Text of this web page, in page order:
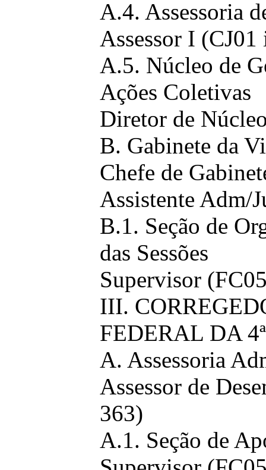
A.4. Assessoria
Assessor I
A.5. Núcleo de
Ações Coletivas
Diretor de
B. Gabinete da
Chefe de
Assistente Adm/
B.1. Seção de
das Sessões
Supervisor
III.
FEDERAL DA
A. Assessoria
Assessor de
363)
A.1. Seção de